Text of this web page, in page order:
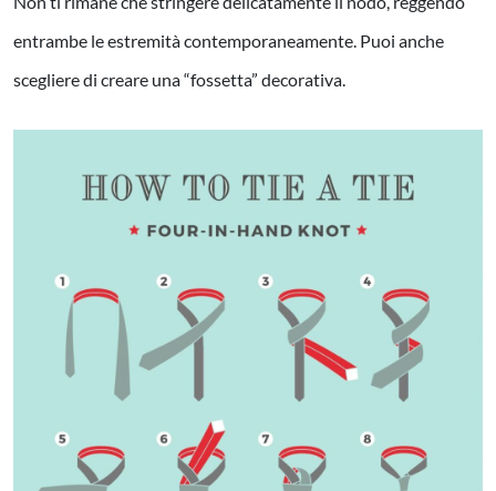
entrambe le estremità contemporaneamente. Puoi anche
scegliere di creare una “fossetta” decorativa.